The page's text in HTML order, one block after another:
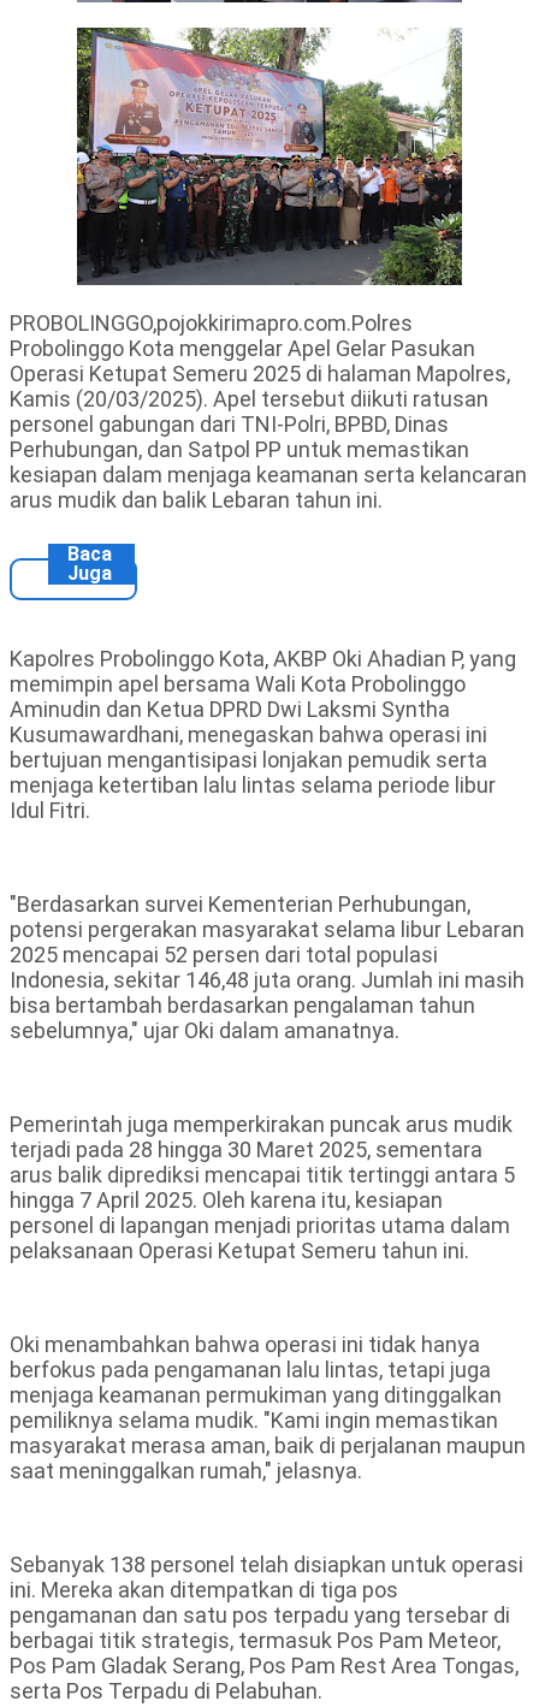
PROBOLINGGO,pojokkirimapro.com.Polres
Probolinggo Kota menggelar Apel Gelar Pasukan
Operasi Ketupat Semeru 2025 di halaman Mapolres,
Kamis (20/03/2025). Apel tersebut diikuti ratusan
personel gabungan dari TNI-Polri, BPBD, Dinas
Perhubungan, dan Satpol PP untuk memastikan
kesiapan dalam menjaga keamanan serta kelancaran
arus mudik dan balik Lebaran tahun ini.
Baca
Juga
Kapolres Probolinggo Kota, AKBP Oki Ahadian P, yang
memimpin apel bersama Wali Kota Probolinggo
Aminudin dan Ketua DPRD Dwi Laksmi Syntha
Kusumawardhani, menegaskan bahwa operasi ini
bertujuan mengantisipasi lonjakan pemudik serta
menjaga ketertiban lalu lintas selama periode libur
Idul Fitri.
"Berdasarkan survei Kementerian Perhubungan,
potensi pergerakan masyarakat selama libur Lebaran
2025 mencapai 52 persen dari total populasi
Indonesia, sekitar 146,48 juta orang. Jumlah ini masih
bisa bertambah berdasarkan pengalaman tahun
sebelumnya," ujar Oki dalam amanatnya.
Pemerintah juga memperkirakan puncak arus mudik
terjadi pada 28 hingga 30 Maret 2025, sementara
arus balik diprediksi mencapai titik tertinggi antara 5
hingga 7 April 2025. Oleh karena itu, kesiapan
personel di lapangan menjadi prioritas utama dalam
pelaksanaan Operasi Ketupat Semeru tahun ini.
Oki menambahkan bahwa operasi ini tidak hanya
berfokus pada pengamanan lalu lintas, tetapi juga
menjaga keamanan permukiman yang ditinggalkan
pemiliknya selama mudik. "Kami ingin memastikan
masyarakat merasa aman, baik di perjalanan maupun
saat meninggalkan rumah," jelasnya.
Sebanyak 138 personel telah disiapkan untuk operasi
ini. Mereka akan ditempatkan di tiga pos
pengamanan dan satu pos terpadu yang tersebar di
berbagai titik strategis, termasuk Pos Pam Meteor,
Pos Pam Gladak Serang, Pos Pam Rest Area Tongas,
serta Pos Terpadu di Pelabuhan.